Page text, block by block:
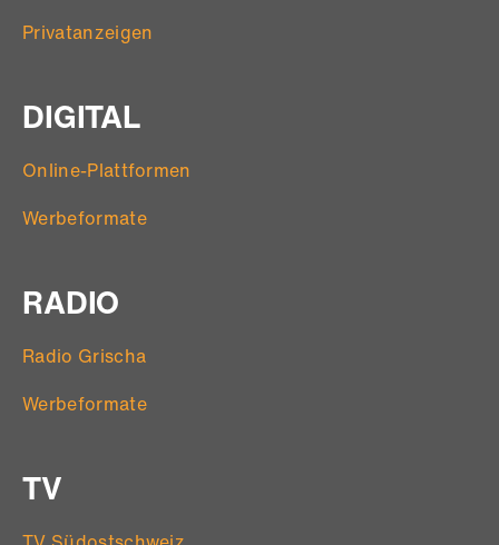
Privatanzeigen
DIGITAL
Online-Plattformen
Werbeformate
RADIO
Radio Grischa
Werbeformate
TV